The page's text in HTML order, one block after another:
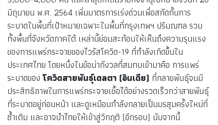
มิถุนายน พ.ศ. 2564 เพิ่มมาตรการเร่งด่วนเพื่อสกัดกั้นการ
ระบาดในพื้นที่เป้าหมายเฉพาะในพื้นที่กรุงเทพฯ ปริมณฑล รวม
ทั้งพื้นที่จังหวัดภาคใต้ เหล่านี้ย่อมสะท้อนให้เห็นถึงความรุนแรง
ของการแพร่กระจายของไวรัสโควิด-19 ที่กำลังเกิดขึ้นใน
ประเทศไทย โดยหนึ่งในข้อน่ากังวลที่สมทบเข้ามาคือ การแพร่
ระบาดของโควิดสายพันธุ์เดลตา (อินเดีย) ที่กลายพันธุ์จนมี
ประสิทธิภาพในการแพร่กระจายเชื้อได้อย่างรวดเร็วกว่าสายพันธุ์
ที่ระบาดอยู่ก่อนหน้า และดูเหมือนกำลังกลายเป็นมรสุมครั้งใหม่ที่
ซ้ำเติม และอาจนำไทยให้เข้าสู่วิกฤติ (อีกรอบ) นับจากนี้